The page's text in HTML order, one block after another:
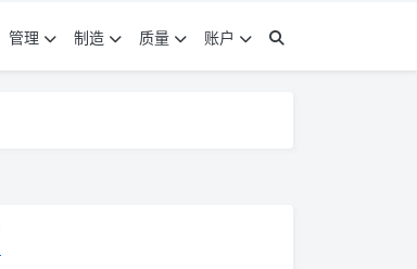
管理 制造 质量
账户